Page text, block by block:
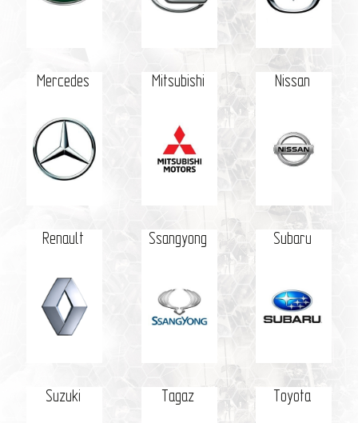
Mercedes Mitsubishi Nissan
Renault Ssangyong Subaru
Suzuki Tagaz Toyota